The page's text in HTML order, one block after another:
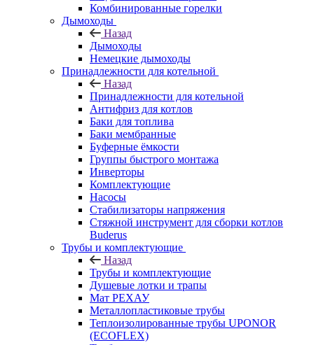
Комбинированные горелки
Дымоходы
Назад
Дымоходы
Немецкие дымоходы
Принадлежности для котельной
Назад
Принадлежности для котельной
Антифриз для котлов
Баки для топлива
Баки мембранные
Буферные ёмкости
Группы быстрого монтажа
Инверторы
Комплектующие
Насосы
Стабилизаторы напряжения
Стяжной инструмент для сборки котлов
Buderus
Трубы и комплектующие
Назад
Трубы и комплектующие
Душевые лотки и трапы
Мат РЕХАУ
Металлопластиковые трубы
Теплоизолированные трубы UPONOR
(ECOFLEX)